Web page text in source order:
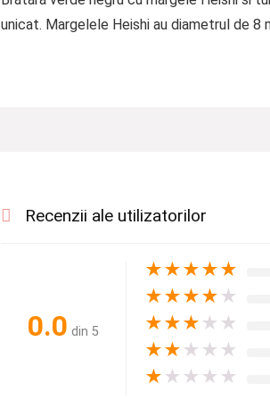
unicat. Margelele Heishi au diametrul de 8
Recenzii ale utilizatorilor
0.0 din 5
★★★★★
★★★★ ★
★★★ ★ ★
★★ ★ ★ ★
★ ★ ★ ★ ★